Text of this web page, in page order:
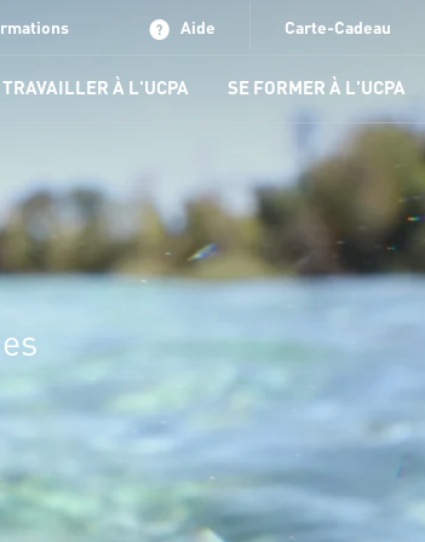
Aide Carte-Cadeau
TRAVAILLER À L'UCPA SE FORMER À L'UCPA